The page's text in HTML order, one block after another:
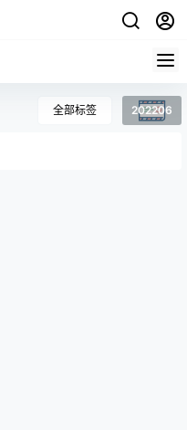
全部标签 202206